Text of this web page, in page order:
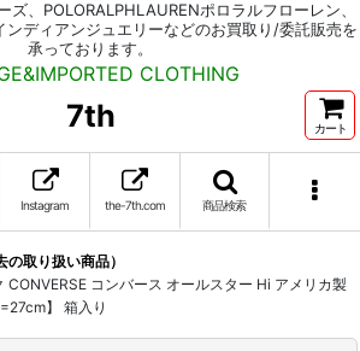
ズ、POLORALPHLAURENポロラルフローレン、
ンディアンジュエリーなどのお買取り/委託販売を
承っております。
CLOTHING
7th カート
Instagram the-7th.com 商品検索
取り扱い商品）
CONVERSE コンバース オールスター Hi アメリカ製
】 箱入り